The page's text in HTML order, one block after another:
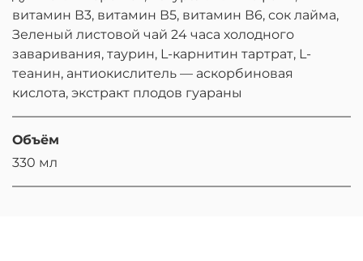
витамин В3, витамин В5, витамин В6, сок лайма,
Зеленый листовой чай 24 часа холодного
заваривания, таурин, L-карнитин тартрат, L-
теанин, антиокислитель — аскорбиновая
кислота, экстракт плодов гуараны
Объём
330 мл